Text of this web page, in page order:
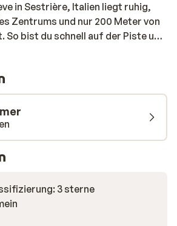
in Sestrière, Italien liegt ruhig,
Zentrums und nur 200 Meter von
bist du schnell auf der Piste und
und Restaurants in wenigen
Blick auf das Dorf oder die Berge.
kannst du deine Ski sicher im dafür
verstauen und dir an der
Getränk gönnen. Eine praktische
vor allem die Pisten und die
genießen möchten.
3 sterne